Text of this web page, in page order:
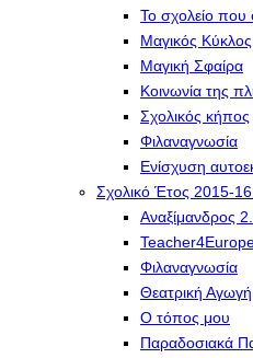
Το σχολείο που
Μαγικός Κύκλος
Μαγική Σφαίρα
Kοινωνία της
Σχολικός κήπος
Φιλαναγνωσία
Eνίσχυση
Σχολικό Έτος 2015-16
Αναξίμανδρος
Φιλαναγνωσία
Θεατρική Αγωγή
Ο τόπος μου
Παραδοσιακά